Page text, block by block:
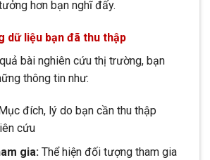
hơn bạn nghĩ đấy.
dữ liệu bạn đã thu thập
bài nghiên cứu thị trường, bạn
thông tin như:
đích, lý do bạn cần thu thập
cứu
gia: Thể hiện đối tượng tham gia